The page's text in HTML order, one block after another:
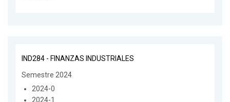
IND284 - FINANZAS INDUSTRIALES
Semestre 2024
2024-0
2024-1